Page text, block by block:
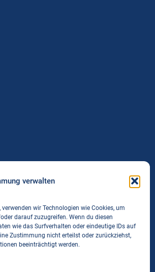
verwalten
wir Technologien wie Cookies, um
darauf zuzugreifen. Wenn du diesen
wie das Surfverhalten oder eindeutige IDs auf
Zustimmung nicht erteilst oder zurückziehst,
beeinträchtigt werden.